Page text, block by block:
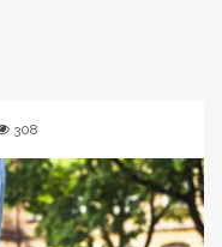
308